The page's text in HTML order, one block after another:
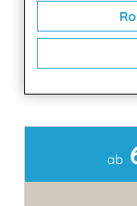
Kontakt
ab